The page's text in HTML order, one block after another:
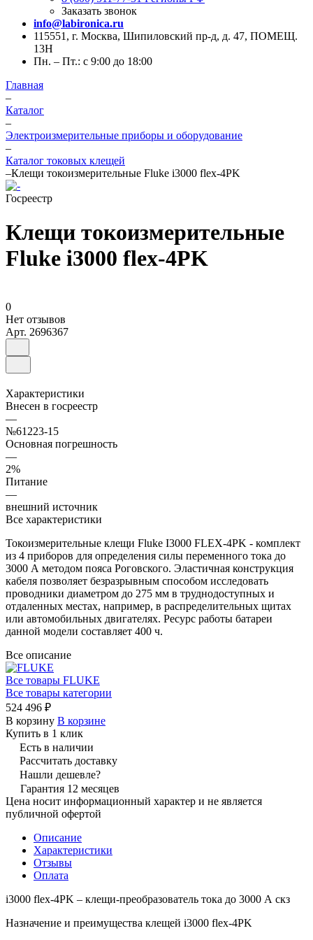
Заказать звонок
info@labironica.ru
115551, г. Москва, Шипиловский пр-д, д. 47, ПОМЕЩ.
13Н
Пн. – Пт.: с 9:00 до 18:00
Главная
–
Каталог
–
Электроизмерительные приборы и оборудование
–
Каталог токовых клещей
–Клещи токоизмерительные Fluke i3000 flex-4PK
Госреестр
Клещи токоизмерительные
Fluke i3000 flex-4PK
0
Нет отзывов
Арт. 2696367
Характеристики
Внесен в госреестр
—
№61223-15
Основная погрешность
—
2%
Питание
—
внешний источник
Все характеристики
Токоизмерительные клещи Fluke I3000 FLEX-4PK - комплект
из 4 приборов для определения силы переменного тока до
3000 А методом пояса Роговского. Эластичная конструкция
кабеля позволяет безразрывным способом исследовать
проводники диаметром до 275 мм в труднодоступных и
отдаленных местах, например, в распределительных щитах
или автомобильных двигателях. Ресурс работы батареи
данной модели составляет 400 ч.
Все описание
Все товары FLUKE
Все товары категории
524 496 ₽
В корзину В корзине
Купить в 1 клик
Есть в наличии
Рассчитать доставку
Нашли дешевле?
Гарантия 12 месяцев
Цена носит информационный характер и не является
публичной офертой
Описание
Характеристики
Отзывы
Оплата
i3000 flex-4PK – клещи-преобразователь тока до 3000 А скз
Назначение и преимущества клещей i3000 flex-4PK